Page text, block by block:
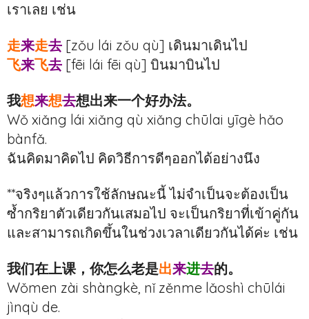
เราเลย เช่น
走来走去 [zǒu lái zǒu qù] เดินมาเดินไป
飞来飞去 [fēi lái fēi qù] บินมาบินไป
我想来想去想出来一个好办法。
Wǒ xiǎng lái xiǎng qù xiǎng chūlai yīgè hǎo
bànfǎ.
ฉันคิดมาคิดไป คิดวิธีการดีๆออกได้อย่างนึง
**จริงๆแล้วการใช้ลักษณะนี้ ไม่จำเป็นจะต้องเป็น
ซ้ำกริยาตัวเดียวกันเสมอไป จะเป็นกริยาที่เข้าคู่กัน
และสามารถเกิดขึ้นในช่วงเวลาเดียวกันได้ค่ะ เช่น
我们在上课，你怎么老是出来进去的。
Wǒmen zài shàngkè, nǐ zěnme lǎoshì chūlái
jìnqù de.